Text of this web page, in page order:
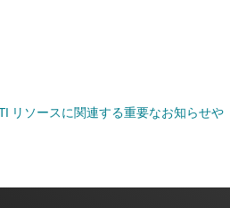
リソースに関連する重要なお知らせや